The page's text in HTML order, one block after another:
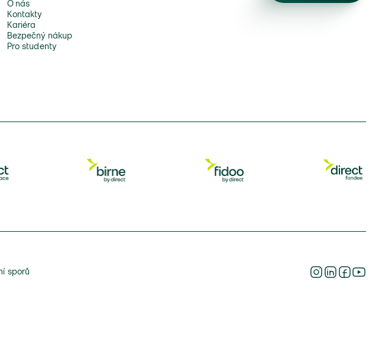
O nás
Kontakty
Kariéra
Bezpečný nákup
Pro studenty
sporů